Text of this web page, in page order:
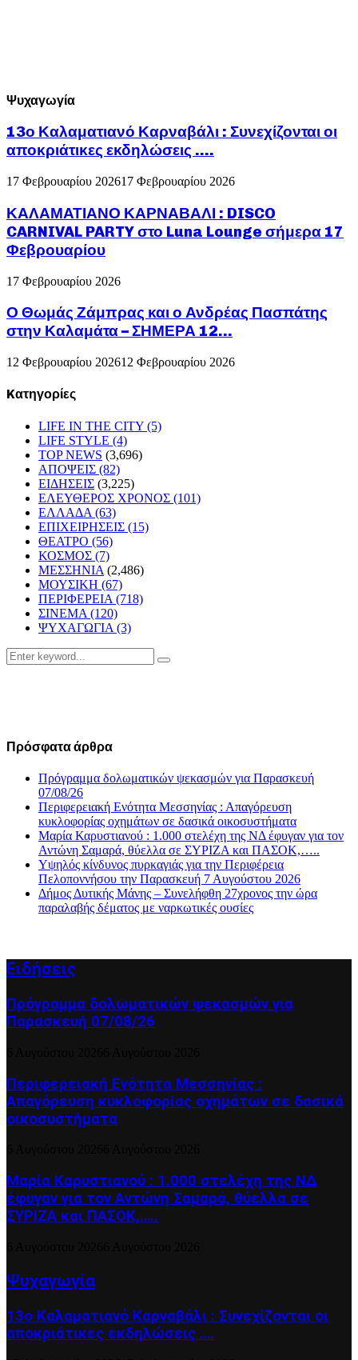
Ψυχαγωγία
13ο Καλαματιανό Καρναβάλι : Συνεχίζονται οι
αποκριάτικες εκδηλώσεις ….
17 Φεβρουαρίου 202617 Φεβρουαρίου 2026
ΚΑΛΑΜΑΤΙΑΝΟ ΚΑΡΝΑΒΑΛΙ : DISCO
CARNIVAL PARTY στο Luna Lounge σήμερα 17
Φεβρουαρίου
17 Φεβρουαρίου 2026
Ο Θωμάς Ζάμπρας και ο Ανδρέας Πασπάτης
στην Καλαμάτα – ΣΗΜΕΡΑ 12...
12 Φεβρουαρίου 202612 Φεβρουαρίου 2026
Kατηγορίες
LIFE IN THE CITY (5)
LIFE STYLE (4)
TOP NEWS (3,696)
ΑΠΟΨΕΙΣ (82)
ΕΙΔΗΣΕΙΣ (3,225)
ΕΛΕΥΘΕΡΟΣ ΧΡΟΝΟΣ (101)
ΕΛΛΑΔΑ (63)
ΕΠΙΧΕΙΡΗΣΕΙΣ (15)
ΘΕΑΤΡΟ (56)
ΚΟΣΜΟΣ (7)
ΜΕΣΣΗΝΙΑ (2,486)
ΜΟΥΣΙΚΗ (67)
ΠΕΡΙΦΕΡΕΙΑ (718)
ΣΙΝΕΜΑ (120)
ΨΥΧΑΓΩΓΙΑ (3)
Search
for:
Search
Πρόσφατα άρθρα
Πρόγραμμα δολωματικών ψεκασμών για Παρασκευή
07/08/26
Περιφερειακή Ενότητα Μεσσηνίας : Απαγόρευση
κυκλοφορίας οχημάτων σε δασικά οικοσυστήματα
Μαρία Καρυστιανού : 1.000 στελέχη της ΝΔ έφυγαν για τον
Αντώνη Σαμαρά, θύελλα σε ΣΥΡΙΖΑ και ΠΑΣΟΚ,…..
Υψηλός κίνδυνος πυρκαγιάς για την Περιφέρεια
Πελοποννήσου την Παρασκευή 7 Αυγούστου 2026
Δήμος Δυτικής Μάνης – Συνελήφθη 27χρονος την ώρα
παραλαβής δέματος με ναρκωτικές ουσίες
Ειδήσεις
Πρόγραμμα δολωματικών ψεκασμών για
Παρασκευή 07/08/26
Περιφερειακή Ενότητα Μεσσηνίας :
Απαγόρευση κυκλοφορίας οχημάτων σε δασικά
οικοσυστήματα
Μαρία Καρυστιανού : 1.000 στελέχη της ΝΔ
έφυγαν για τον Αντώνη Σαμαρά, θύελλα σε
ΣΥΡΙΖΑ και ΠΑΣΟΚ,…..
Ψυχαγωγία
13ο Καλαματιανό Καρναβάλι : Συνεχίζονται οι
αποκριάτικες εκδηλώσεις ….